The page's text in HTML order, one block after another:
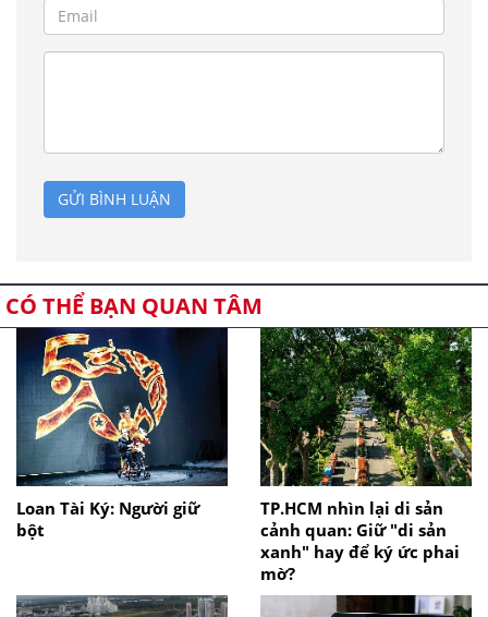
GỬI BÌNH LUẬN
CÓ THỂ BẠN QUAN TÂM
Loan Tài Ký: Người giữ
bột
TP.HCM nhìn lại di sản
cảnh quan: Giữ "di sản
xanh" hay để ký ức phai
mờ?